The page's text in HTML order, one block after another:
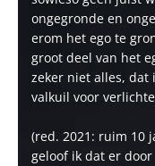
ongegronde en
erom het ego te
groot deel van het
zeker niet alles, dat
valkuil voor
(red. 2021: ruim 10
geloof ik dat er